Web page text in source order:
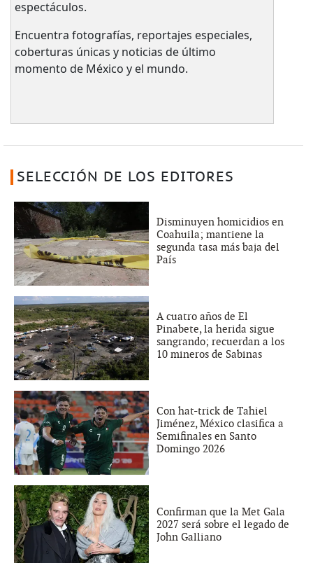
espectáculos.
Encuentra fotografías, reportajes especiales,
coberturas únicas y noticias de último
momento de México y el mundo.
SELECCIÓN DE LOS EDITORES
Disminuyen homicidios en
Coahuila; mantiene la
segunda tasa más baja del
País
A cuatro años de El
Pinabete, la herida sigue
sangrando; recuerdan a los
10 mineros de Sabinas
Con hat-trick de Tahiel
Jiménez, México clasifica a
Semifinales en Santo
Domingo 2026
Confirman que la Met Gala
2027 será sobre el legado de
John Galliano